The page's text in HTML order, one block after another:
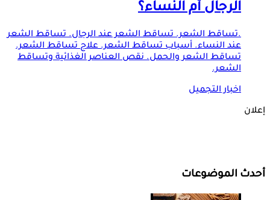
الرجال أم النساء؟
.تساقط الشعر. تساقط الشعر عند الرجال. تساقط الشعر
عند النساء. أسباب تساقط الشعر. علاج تساقط الشعر.
تساقط الشعر والحمل. نقص العناصر الغذائية وتساقط
الشعر.
اخبار التجميل
إعلان
أحدث الموضوعات